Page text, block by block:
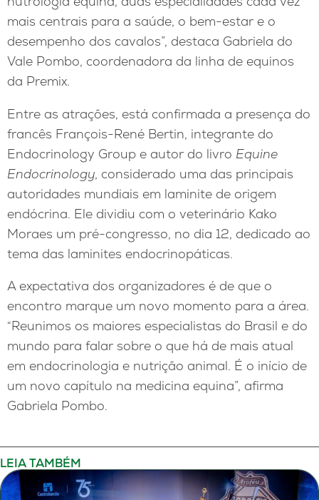
mais centrais para a saúde, o bem-estar e o
desempenho dos cavalos”, destaca Gabriela do
Vale Pombo, coordenadora da linha de equinos
da Premix.
Entre as atrações, está confirmada a presença do
francês François-René Bertin, integrante do
Endocrinology Group e autor do livro Equine
Endocrinology, considerado uma das principais
autoridades mundiais em laminite de origem
endócrina. Ele dividiu com o veterinário Kako
Moraes um pré-congresso, no dia 12, dedicado ao
tema das laminites endocrinopáticas.
A expectativa dos organizadores é de que o
encontro marque um novo momento para a área.
“Reunimos os maiores especialistas do Brasil e do
mundo para falar sobre o que há de mais atual
em endocrinologia e nutrição animal. É o início de
um novo capítulo na medicina equina”, afirma
Gabriela Pombo.
LEIA TAMBÉM